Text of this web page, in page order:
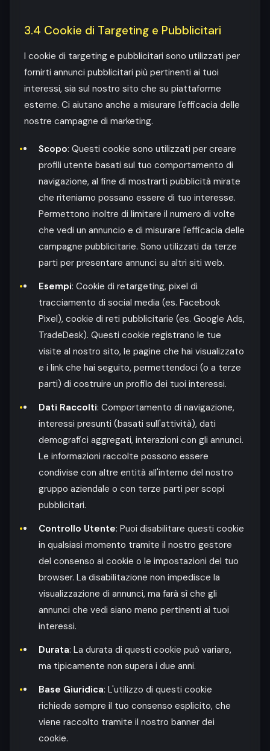
3.4 Cookie di Targeting e Pubblicitari
I cookie di targeting e pubblicitari sono utilizzati per
fornirti annunci pubblicitari più pertinenti ai tuoi
interessi, sia sul nostro sito che su piattaforme
esterne. Ci aiutano anche a misurare l'efficacia delle
nostre campagne di marketing.
Scopo: Questi cookie sono utilizzati per creare
profili utente basati sul tuo comportamento di
navigazione, al fine di mostrarti pubblicità mirate
che riteniamo possano essere di tuo interesse.
Permettono inoltre di limitare il numero di volte
che vedi un annuncio e di misurare l'efficacia delle
campagne pubblicitarie. Sono utilizzati da terze
parti per presentare annunci su altri siti web.
Esempi: Cookie di retargeting, pixel di
tracciamento di social media (es. Facebook
Pixel), cookie di reti pubblicitarie (es. Google Ads,
TradeDesk). Questi cookie registrano le tue
visite al nostro sito, le pagine che hai visualizzato
e i link che hai seguito, permettendoci (o a terze
parti) di costruire un profilo dei tuoi interessi.
Dati Raccolti: Comportamento di navigazione,
interessi presunti (basati sull'attività), dati
demografici aggregati, interazioni con gli annunci.
Le informazioni raccolte possono essere
condivise con altre entità all'interno del nostro
gruppo aziendale o con terze parti per scopi
pubblicitari.
Controllo Utente: Puoi disabilitare questi cookie
in qualsiasi momento tramite il nostro gestore
del consenso ai cookie o le impostazioni del tuo
browser. La disabilitazione non impedisce la
visualizzazione di annunci, ma farà sì che gli
annunci che vedi siano meno pertinenti ai tuoi
interessi.
Durata: La durata di questi cookie può variare,
ma tipicamente non supera i due anni.
Base Giuridica: L'utilizzo di questi cookie
richiede sempre il tuo consenso esplicito, che
viene raccolto tramite il nostro banner dei
cookie.